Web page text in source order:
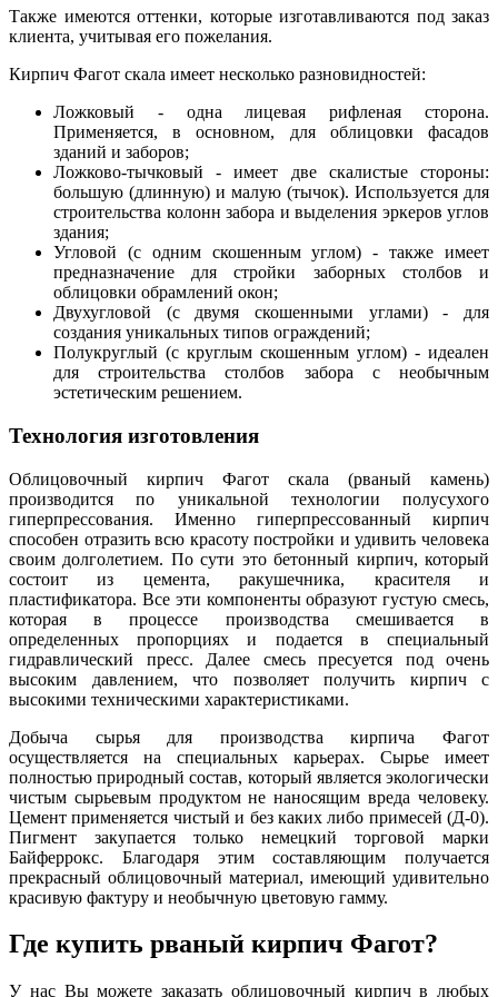
Также имеются оттенки, которые изготавливаются под заказ
клиента, учитывая его пожелания.
Кирпич Фагот скала имеет несколько разновидностей:
Ложковый - одна лицевая рифленая сторона.
Применяется, в основном, для облицовки фасадов
зданий и заборов;
Ложково-тычковый - имеет две скалистые стороны:
большую (длинную) и малую (тычок). Используется для
строительства колонн забора и выделения эркеров углов
здания;
Угловой (с одним скошенным углом) - также имеет
предназначение для стройки заборных столбов и
облицовки обрамлений окон;
Двухугловой (с двумя скошенными углами) - для
создания уникальных типов ограждений;
Полукруглый (с круглым скошенным углом) - идеален
для строительства столбов забора с необычным
эстетическим решением.
Технология изготовления
Облицовочный кирпич Фагот скала (рваный камень)
производится по уникальной технологии полусухого
гиперпрессования. Именно гиперпрессованный кирпич
способен отразить всю красоту постройки и удивить человека
своим долголетием. По сути это бетонный кирпич, который
состоит из цемента, ракушечника, красителя и
пластификатора. Все эти компоненты образуют густую смесь,
которая в процессе производства смешивается в
определенных пропорциях и подается в специальный
гидравлический пресс. Далее смесь пресуется под очень
высоким давлением, что позволяет получить кирпич с
высокими техническими характеристиками.
Добыча сырья для производства кирпича Фагот
осуществляется на специальных карьерах. Сырье имеет
полностью природный состав, который является экологически
чистым сырьевым продуктом не наносящим вреда человеку.
Цемент применяется чистый и без каких либо примесей (Д-0).
Пигмент закупается только немецкий торговой марки
Байферрокс. Благодаря этим составляющим получается
прекрасный облицовочный материал, имеющий удивительно
красивую фактуру и необычную цветовую гамму.
Где купить рваный кирпич Фагот?
У нас Вы можете заказать облицовочный кирпич в любых